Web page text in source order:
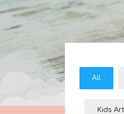
All
Kids